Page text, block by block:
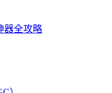
器全攻略